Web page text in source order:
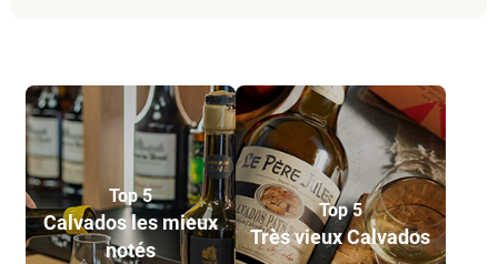
Top 5
Calvados les mieux
notés
Top 5
Très vieux Calvados